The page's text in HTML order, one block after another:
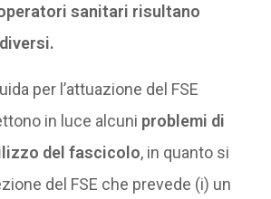
sanitari risultano
per l’attuazione del FSE
in luce alcuni problemi di
del fascicolo, in quanto si
del FSE che prevede (i) un